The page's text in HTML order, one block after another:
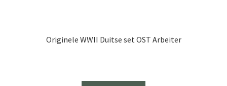
Originele WWII Duitse set OST Arbeiter